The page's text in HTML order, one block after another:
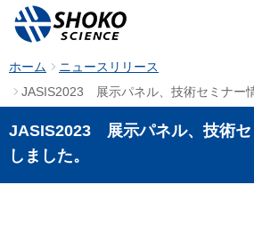
ホーム
ニュースリリース
JASIS2023 展示パネル、技術セミナー
JASIS2023 展示パネル、技術セ
しました。